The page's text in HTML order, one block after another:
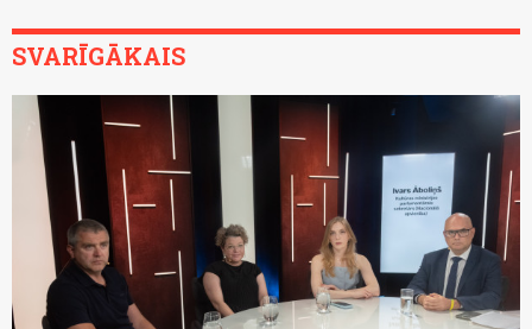
SVARĪGĀKAIS